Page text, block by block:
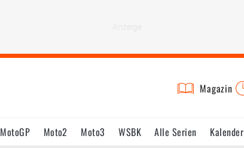
Magazin
MotoGP Moto2 Moto3 WSBK Alle Serien Kalender